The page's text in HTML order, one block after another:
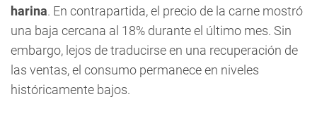
harina. En contrapartida, el precio de la carne mostró
una baja cercana al 18% durante el último mes. Sin
embargo, lejos de traducirse en una recuperación de
las ventas, el consumo permanece en niveles
históricamente bajos.